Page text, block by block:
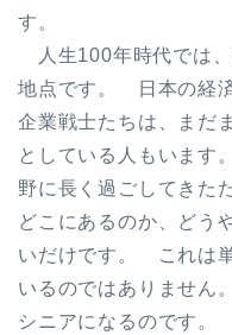
す。
人生100年時代では
地点です。 日本の経
企業戦士たちは、まだ
としている人もいま
野に長く過ごしてきた
どこにあるのか、どう
いだけです。 これは
いるのではありませ
シニアになるのです